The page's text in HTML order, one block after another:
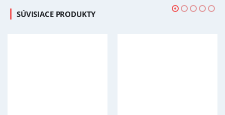
SÚVISIACE PRODUKTY